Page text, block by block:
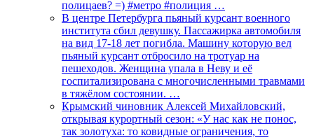
полицаев? =) #метро #полиция …
В центре Петербурга пьяный курсант военного
института сбил девушку. Пассажирка автомобиля
на вид 17-18 лет погибла. Машину которую вел
пьяный курсант отбросило на тротуар на
пешеходов. Женщина упала в Неву и её
госпитализирована с многочисленными травмами
в тяжёлом состоянии. …
Крымский чиновник Алексей Михайловский,
открывая курортный сезон: «У нас как не понос,
так золотуха: то ковидные ограничения, то